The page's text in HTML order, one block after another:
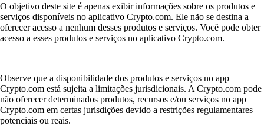
O objetivo deste site é apenas exibir informações sobre os produtos e
serviços disponíveis no aplicativo Crypto.com. Ele não se destina a
oferecer acesso a nenhum desses produtos e serviços. Você pode obter
acesso a esses produtos e serviços no aplicativo Crypto.com.
Observe que a disponibilidade dos produtos e serviços no app
Crypto.com está sujeita a limitações jurisdicionais. A Crypto.com pode
não oferecer determinados produtos, recursos e/ou serviços no app
Crypto.com em certas jurisdições devido a restrições regulamentares
potenciais ou reais.